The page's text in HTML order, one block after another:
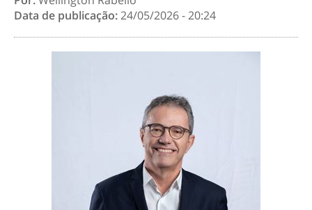
Data de publicação:24/05/2026 - 20:24